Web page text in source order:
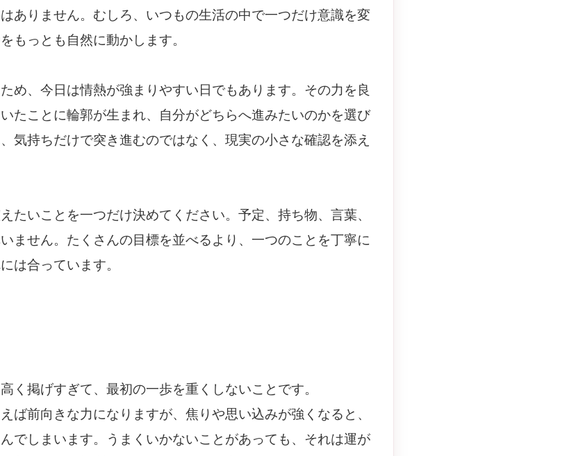
ありません。むしろ、いつもの生活の中で一つだけ意識を変
もっとも自然に動かします。
め、今日は情熱が強まりやすい日でもあります。その力を良
たことに輪郭が生まれ、自分がどちらへ進みたいのかを選び
気持ちだけで突き進むのではなく、現実の小さな確認を添え
たいことを一つだけ決めてください。予定、持ち物、言葉、
ません。たくさんの目標を並べるより、一つのことを丁寧に
は合っています。
く掲げすぎて、最初の一歩を重くしないことです。
ば前向きな力になりますが、焦りや思い込みが強くなると、
でしまいます。うまくいかないことがあっても、それは運が